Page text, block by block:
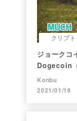
クリプト
ジョークコ
Dogecoin
まで。注目
Konbu
2021/01/19